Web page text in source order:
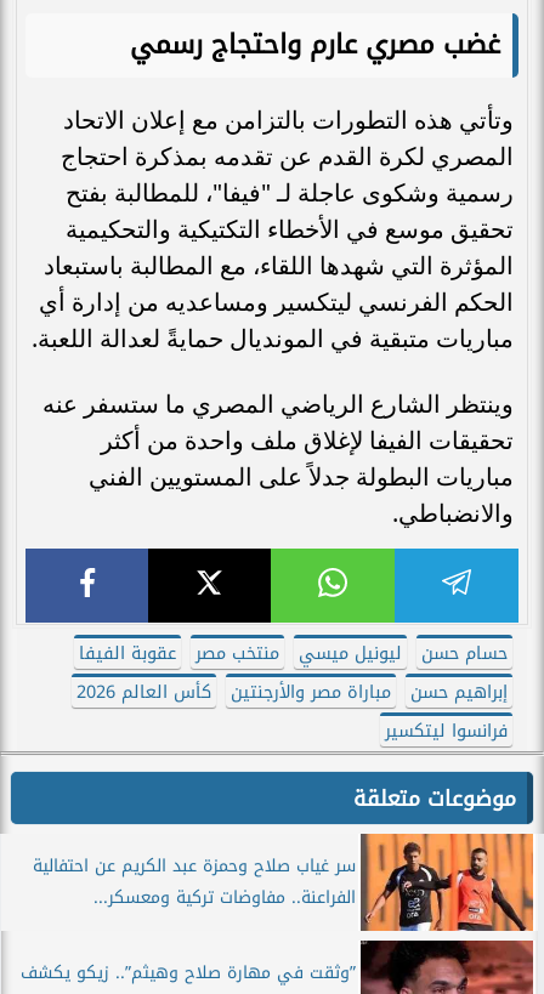
غضب مصري عارم واحتجاج رسمي
وتأتي هذه التطورات بالتزامن مع إعلان الاتحاد
المصري لكرة القدم عن تقدمه بمذكرة احتجاج
رسمية وشكوى عاجلة لـ "فيفا"، للمطالبة بفتح
تحقيق موسع في الأخطاء التكتيكية والتحكيمية
المؤثرة التي شهدها اللقاء، مع المطالبة باستبعاد
الحكم الفرنسي ليتكسير ومساعديه من إدارة أي
مباريات متبقية في المونديال حمايةً لعدالة اللعبة.
وينتظر الشارع الرياضي المصري ما ستسفر عنه
تحقيقات الفيفا لإغلاق ملف واحدة من أكثر
مباريات البطولة جدلاً على المستويين الفني
والانضباطي.
حسام حسن ليونيل ميسي منتخب مصر
عقوبة الفيفا
إبراهيم حسن
مباراة مصر والأرجنتين
كأس العالم 2026
فرانسوا ليتكسير
موضوعات متعلقة
سر غياب صلاح وحمزة عبد الكريم عن احتفالية
الفراعنة.. مفاوضات تركية ومعسكر...
”وثقت في مهارة صلاح وهيثم”.. زيكو يكشف